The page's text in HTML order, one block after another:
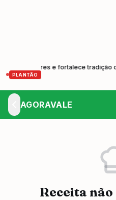
PLANTÃO
produtores e fortalece tradição do
AGORAVALE
Receita